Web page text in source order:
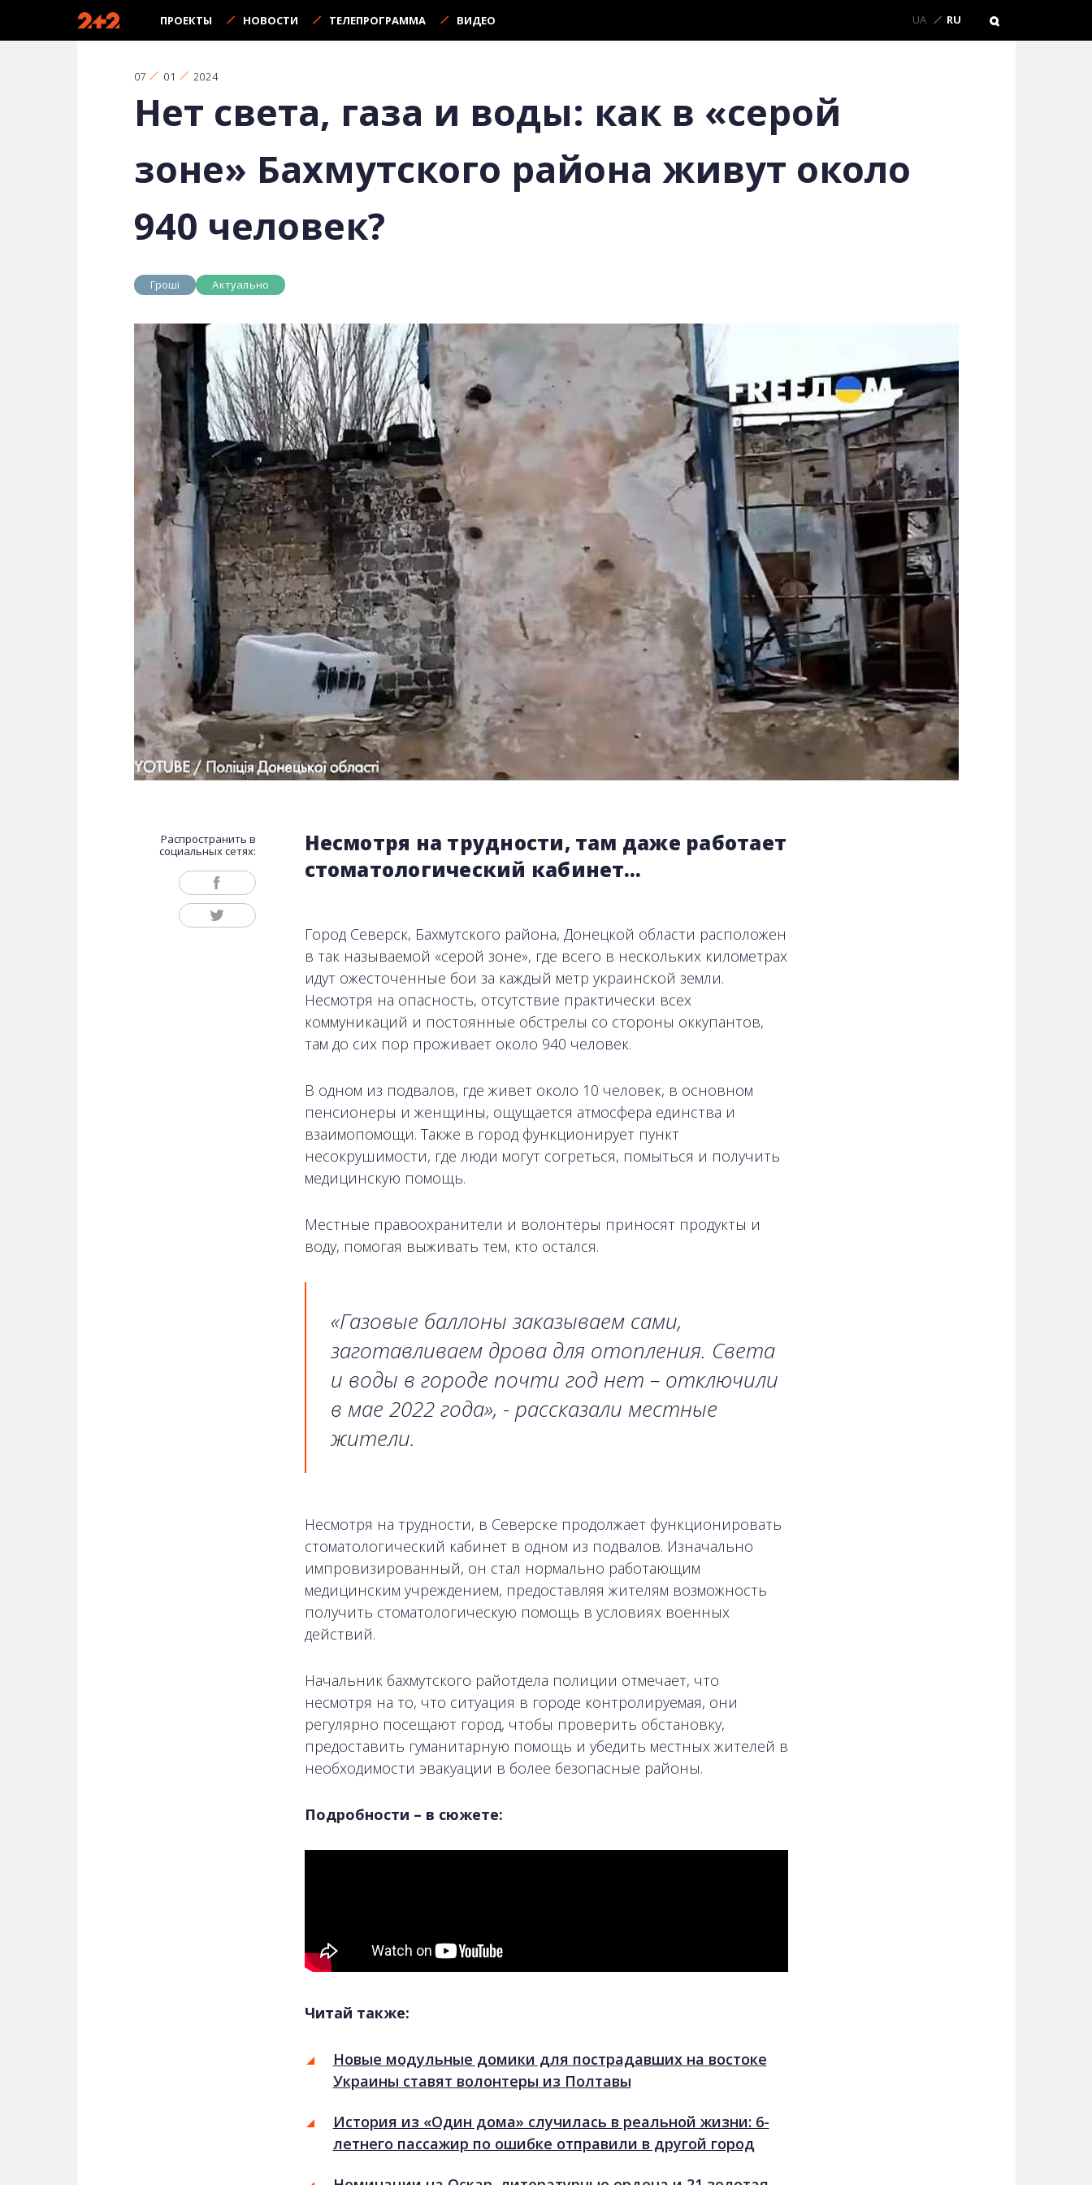
ПРОЕКТЫ НОВОСТИ ТЕЛЕПРОГРАММА ВИДЕО UA RU
07 01 2024
Нет света, газа и воды: как в «серой
зоне» Бахмутского района живут около
940 человек?
Гроші Актуально
Распространить в
социальных сетях:
Несмотря на трудности, там даже работает
стоматологический кабинет…
Город Северск, Бахмутского района, Донецкой области расположен
в так называемой «серой зоне», где всего в нескольких километрах
идут ожесточенные бои за каждый метр украинской земли.
Несмотря на опасность, отсутствие практически всех
коммуникаций и постоянные обстрелы со стороны оккупантов,
там до сих пор проживает около 940 человек.
В одном из подвалов, где живет около 10 человек, в основном
пенсионеры и женщины, ощущается атмосфера единства и
взаимопомощи. Также в город функционирует пункт
несокрушимости, где люди могут согреться, помыться и получить
медицинскую помощь.
Местные правоохранители и волонтёры приносят продукты и
воду, помогая выживать тем, кто остался.
«Газовые баллоны заказываем сами,
заготавливаем дрова для отопления. Света
и воды в городе почти год нет – отключили
в мае 2022 года», - рассказали местные
жители.
Несмотря на трудности, в Северске продолжает функционировать
стоматологический кабинет в одном из подвалов. Изначально
импровизированный, он стал нормально работающим
медицинским учреждением, предоставляя жителям возможность
получить стоматологическую помощь в условиях военных
действий.
Начальник бахмутского райотдела полиции отмечает, что
несмотря на то, что ситуация в городе контролируемая, они
регулярно посещают город, чтобы проверить обстановку,
предоставить гуманитарную помощь и убедить местных жителей в
необходимости эвакуации в более безопасные районы.
Подробности – в сюжете:
Читай также:
Новые модульные домики для пострадавших на востоке
Украины ставят волонтеры из Полтавы
История из «Один дома» случилась в реальной жизни: 6-
летнего пассажир по ошибке отправили в другой город